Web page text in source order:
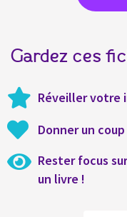
Gardez ces
Réveiller votre
Donner un
Rester focus
un livre !